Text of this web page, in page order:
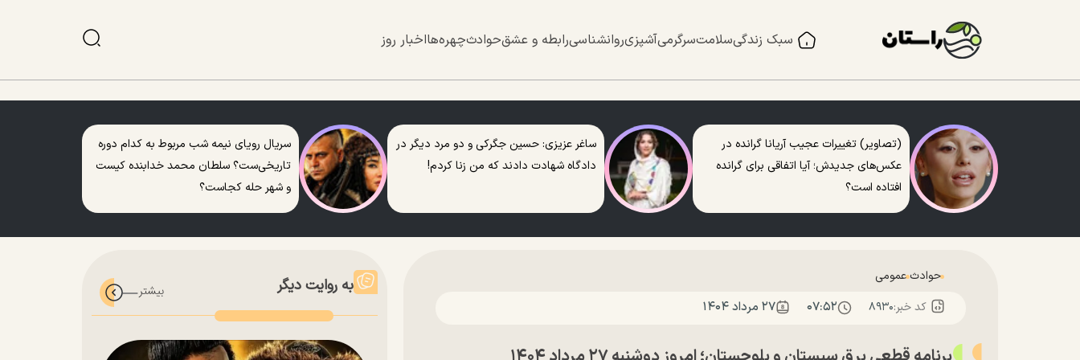
سبک زندگیسلامتسرگرمیآشپزیروانشناسیرابطه و عشقحوادثچهره‌هااخبار روز
(تصاویر) تغییرات عجیب آریانا گرانده در
عکس‌های جدیدش؛ آیا اتفاقی برای گرانده
افتاده است؟
ساغر عزیزی: حسین جگرکی و دو مرد دیگر در
دادگاه شهادت دادند که من زنا کردم!
سریال رویای نیمه شب مربوط به کدام دوره
تاریخی‌ست؟ سلطان محمد خدابنده کیست
و شهر حله کجاست؟
حوادث عمومی
کد خبر:۸۹۳۰ ۰۷:۵۲ ۲۷ مرداد ۱۴۰۴
به روایت دیگر